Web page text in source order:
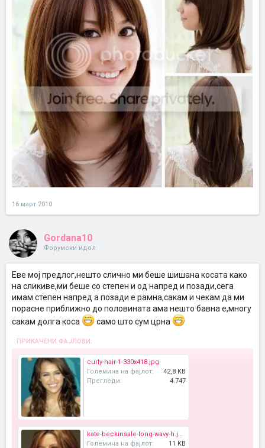
16 март 2010
Gordana10
Форумски идол
Еве мој предлог,нешто слично ми беше шишана косата како
на сликиве,ми беше со степен и од напред и позади,сега
имам степен напред а позади е рамна,сакам и чекам да ми
порасне приближно до половината ама нешто бавна е,многу
сакам долга коса
само што сум црна
ПРИКАЧЕНИ ФАЈЛОВИ:
curly-hair-1-330x418.jpg
Големина на фајлот:
42,8 KB
Прегледи:
4.747
kate-beckinsale-long-wavy-h.jpg
Големина на фајлот:
11 KB